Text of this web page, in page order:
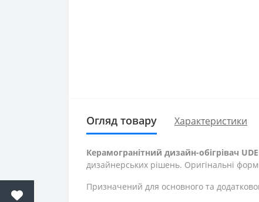
Огляд товару Характеристики
Керамогранітний дизайн-обігрівач
дизайнерських рішень. Оригінальні
Призначений для основного та